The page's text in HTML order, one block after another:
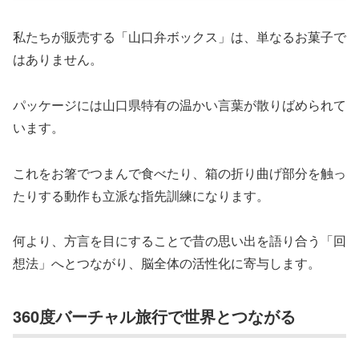
私たちが販売する「山口弁ボックス」は、単なるお菓子で
はありません。
パッケージには山口県特有の温かい言葉が散りばめられて
います。
これをお箸でつまんで食べたり、箱の折り曲げ部分を触っ
たりする動作も立派な指先訓練になります。
何より、方言を目にすることで昔の思い出を語り合う「回
想法」へとつながり、脳全体の活性化に寄与します。
360度バーチャル旅行で世界とつながる